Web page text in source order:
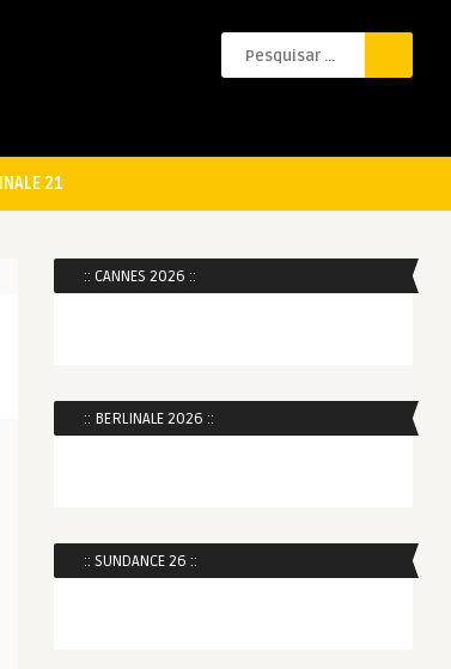
21
:: CANNES 2026 ::
:: BERLINALE 2026 ::
:: SUNDANCE 26 ::